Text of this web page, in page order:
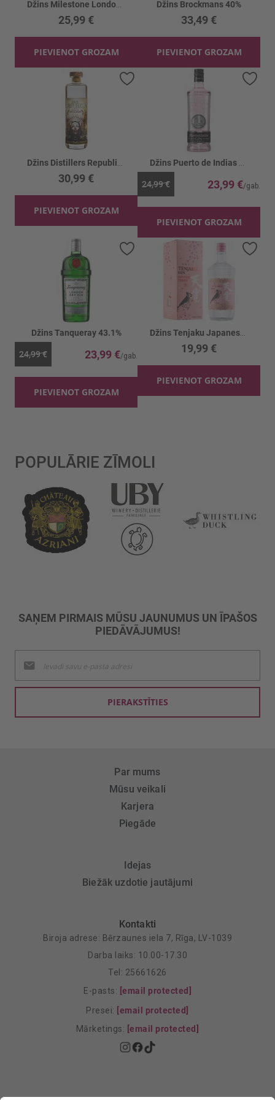
25,99 €
PIEVIENOT GROZAM
Džins Brockmans 40%
33,49 €
PIEVIENOT GROZAM
30,99 €
PIEVIENOT GROZAM
Pievienot vēlmju sarakstam
24,99 € 23,99 €
PIEVIENOT GROZAM
Džins Tanqueray 43.1%
24,99 € 23,99 €
PIEVIENOT GROZAM
19,99 €
PIEVIENOT GROZAM
POPULĀRIE ZĪMOLI
SAŅEM PIRMAIS MŪSU JAUNUMUS UN ĪPAŠOS
PIEDĀVĀJUMUS!
jaunumu
saņemšanai:
PIERAKSTĪTIES
Par mums
Mūsu veikali
Karjera
Piegāde
Idejas
Biežāk uzdotie jautājumi
Kontakti
Biroja adrese: Bērzaunes iela 7, Rīga, LV-1039
Darba laiks: 10.00-17.30
Tel: 25661626
E-pasts: [email protected]
Presei: [email protected]
Mārketings: [email protected]